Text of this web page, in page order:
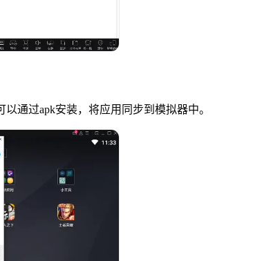
通过apk安装，将应用同步到模拟器中。